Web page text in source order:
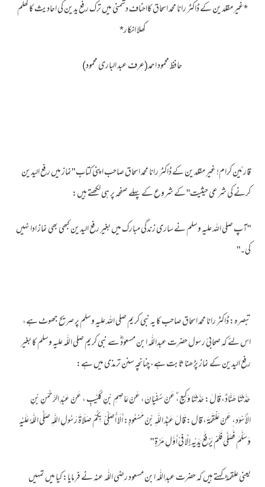
*غیر مقلدین کے ڈاکٹر رانا محمد اسحاق کااحناف دشمنی میں ترک رفع یدین کی احادیث کا کھلم
کھلا انکار*
حافظ محمود احمد(عرف عبد الباری محمود)
قارئین کرام! غیر مقلدین کے ڈاکٹر رانا محمد اسحاق صاحب اپنی کتاب "نماز میں رفع الیدین
کرنے کی شرعی حیثیت" کے شروع کے پہلے صفحہ پر ہی لکھتے ہیں:
"آپ صلی اللہ علیہ وسلم نے ساری زندگی مبارک میں بغیر رفع الیدین کبھی بھی نماز ادا نہیں
کی۔"
تبصرہ: ڈاکٹر رانا محمد اسحاق صاحب کا یہ نبی کریم صلی اللہ علیہ وسلم پر صریح جھوٹ ہے،
اس لئے کہ صحابئ رسول حضرت عبداللّٰہ ابن مسعودؓ سے نبی کریم صلی اللّٰہ علیہ وسلم کا بغیر
رفع الیدین کے نماز پڑھنا ثابت ہے، چنانچہ سنن ترمذی میں ہے:
حَدَّثَنَا ھَنَّادٌ، قَالَ: حَدَّثَنَا وَکِیع،ٌ عَنْ سُفْیَانَ، عَنْ عَاصِمِ بْنِ کُلَیْبٍ ، عَنْ عَبْدِ الرَّحْمَنِ بْنِ
الْأَسْوَد،ِ عَنْ عَلْقَمَةَ، قال: قَالَ عَبْدُ اللَّہِ بْنُ مَسْعُودٍ: أَلَا أُصَلِّیْ بِکُمْ صَلَاةَ رَسُولِ اللَّہِ صَلَّى اللَّہُ عَلَیْہِ
وَسَلَّمَ فَصَلَّى فَلَمْ یَرْفَعْ یَدَیْہِ إِلَّا فِیْ أَوَّلِ مَرَّةٍ "
یعنی علقمہؓ کہتے ہیں کہ حضرت عبداللّٰہ ابن مسعود رضی اللّٰہ عنہ نے فرمایا: کیا میں تمہیں